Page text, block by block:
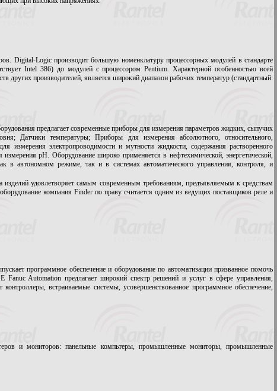
Digital-Logic производит большую номенклатуру процессорных модулей в стандарте
Intel 386) до модулей с процессором Pentium. Характерной особенностью всей
производителей, является широкий диапазон рабочих температур (стандартный:
предлагает современные приборы для измерения параметров жидких, сыпучих
Датчики температуры; Приборы для измерения абсолютного, относительного,
измерения электропроводимости и мутности жидкости, содержания растворенного
pH. Оборудование широко применяется в нефтехимической, энергетической,
в автономном режиме, так и в системах автоматического управления, контроля, и
удовлетворяет самым современным требованиям, предъявляемым к средствам
компания Finder по праву считается одним из ведущих поставщиков реле и
программное обеспечение и оборудование по автоматизации призванное помочь
Fanuc Automation предлагает широкий спектр решений и услуг в сфере управления,
встраиваемые системы, усовершенствованное программное обеспечение,
и мониторов: панельные компьтеры, промышленные мониторы, промышленные